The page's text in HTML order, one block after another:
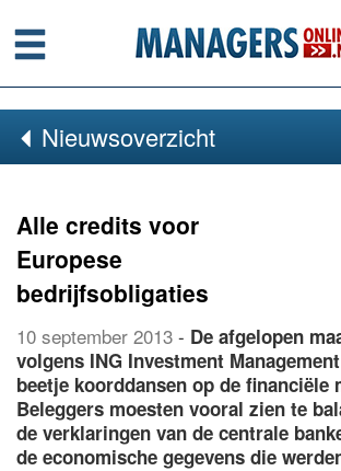
Menu
Nieuwsoverzicht
Alle credits voor
Europese
bedrijfsobligaties
10 september 2013 - De afgelopen
volgens ING Investment
beetje koorddansen op de financiële
Beleggers moesten vooral zien te
de verklaringen van de centrale
de economische gegevens die